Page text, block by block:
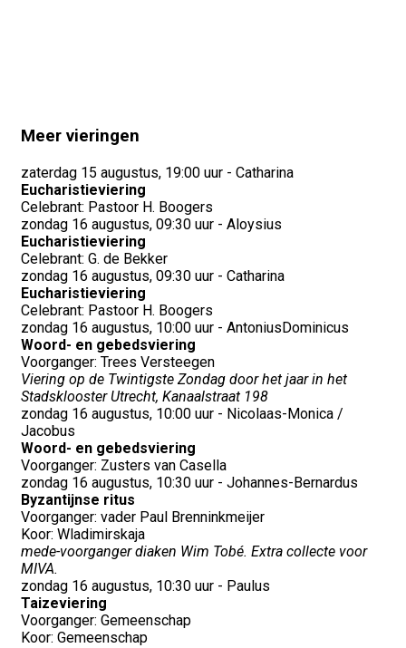
Meer vieringen
zaterdag 15 augustus, 19:00 uur - Catharina
Eucharistieviering
Celebrant: Pastoor H. Boogers
zondag 16 augustus, 09:30 uur - Aloysius
Eucharistieviering
Celebrant: G. de Bekker
zondag 16 augustus, 09:30 uur - Catharina
Eucharistieviering
Celebrant: Pastoor H. Boogers
zondag 16 augustus, 10:00 uur - AntoniusDominicus
Woord- en gebedsviering
Voorganger: Trees Versteegen
Viering op de Twintigste Zondag door het jaar in het
Stadsklooster Utrecht, Kanaalstraat 198
zondag 16 augustus, 10:00 uur - Nicolaas-Monica /
Jacobus
Woord- en gebedsviering
Voorganger: Zusters van Casella
zondag 16 augustus, 10:30 uur - Johannes-Bernardus
Byzantijnse ritus
Voorganger: vader Paul Brenninkmeijer
Koor: Wladimirskaja
mede-voorganger diaken Wim Tobé. Extra collecte voor
MIVA.
zondag 16 augustus, 10:30 uur - Paulus
Taizeviering
Voorganger: Gemeenschap
Koor: Gemeenschap